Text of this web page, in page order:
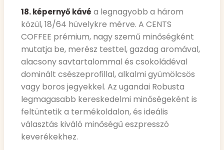
18. képernyő kávé a legnagyobb a három
közül, 18/64 hüvelykre mérve. A CENTS
COFFEE prémium, nagy szemű minőségként
mutatja be, merész testtel, gazdag aromával,
alacsony savtartalommal és csokoládéval
dominált csészeprofillal, alkalmi gyümölcsös
vagy boros jegyekkel. Az ugandai Robusta
legmagasabb kereskedelmi minőségeként is
feltüntetik a termékoldalon, és ideális
választás kiváló minőségű eszpresszó
keverékekhez.